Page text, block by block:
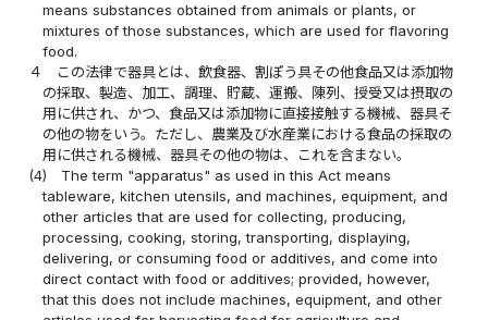
means substances obtained from animals or plants, or
mixtures of those substances, which are used for flavoring
food.
４
この法律で器具とは、飲食器、割ぽう具その他食品又は添加物
の採取、製造、加工、調理、貯蔵、運搬、陳列、授受又は摂取の
用に供され、かつ、食品又は添加物に直接接触する機械、器具そ
の他の物をいう。ただし、農業及び水産業における食品の採取の
用に供される機械、器具その他の物は、これを含まない。
(4)
The term "apparatus" as used in this Act means
tableware, kitchen utensils, and machines, equipment, and
other articles that are used for collecting, producing,
processing, cooking, storing, transporting, displaying,
delivering, or consuming food or additives, and come into
direct contact with food or additives; provided, however,
that this does not include machines, equipment, and other